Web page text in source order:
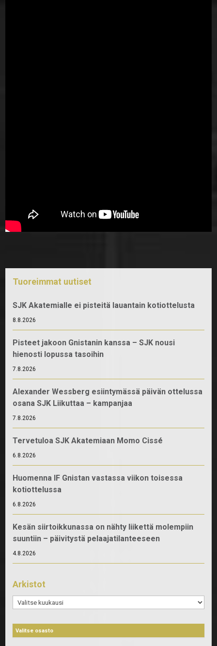
Tuoreimmat uutiset
SJK Akatemialle ei pisteitä lauantain kotiottelusta
8.8.2026
Pisteet jakoon Gnistanin kanssa – SJK nousi
hienosti lopussa tasoihin
7.8.2026
Alexander Wessberg esiintymässä päivän ottelussa
osana SJK Liikuttaa – kampanjaa
7.8.2026
Tervetuloa SJK Akatemiaan Momo Cissé
6.8.2026
Huomenna IF Gnistan vastassa viikon toisessa
kotiottelussa
6.8.2026
Kesän siirtoikkunassa on nähty liikettä molempiin
suuntiin – päivitystä pelaajatilanteeseen
4.8.2026
Arkistot
Arkistot